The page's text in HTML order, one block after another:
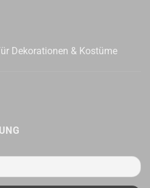
Dekorationen & Kostüme